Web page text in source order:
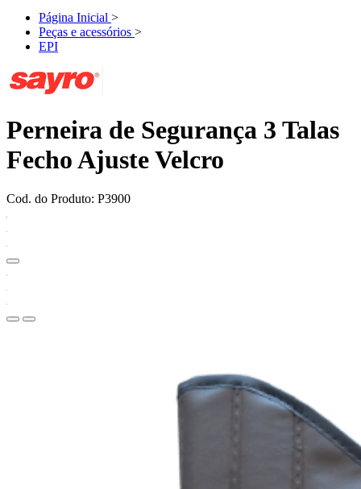
Página Inicial >
Peças e acessórios >
EPI
Perneira de Segurança 3 Talas
Fecho Ajuste Velcro
Cod. do Produto: P3900